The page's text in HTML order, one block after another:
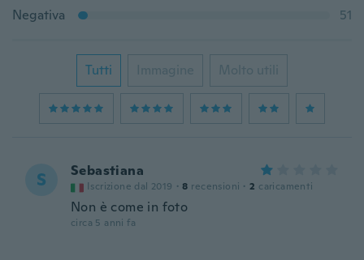
Negativa
51
Tutti Immagine Molto utili
S Sebastiana
Iscrizione dal 2019 · 8 recensioni · 2 caricamenti
Non è come in foto
circa 5 anni fa